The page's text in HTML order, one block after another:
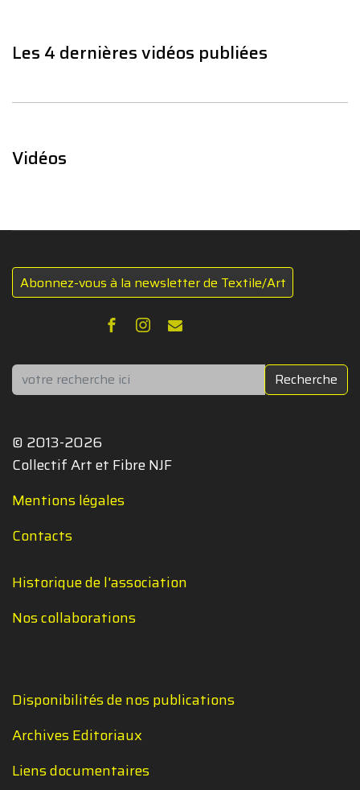
Les 4 dernières vidéos publiées
Vidéos
Abonnez-vous à la newsletter de Textile/Art
Rechercher Recherche
© 2013-2026
Collectif Art et Fibre NJF
Mentions légales
Contacts
Historique de l'association
Nos collaborations
Disponibilités de nos publications
Archives Editoriaux
Liens documentaires